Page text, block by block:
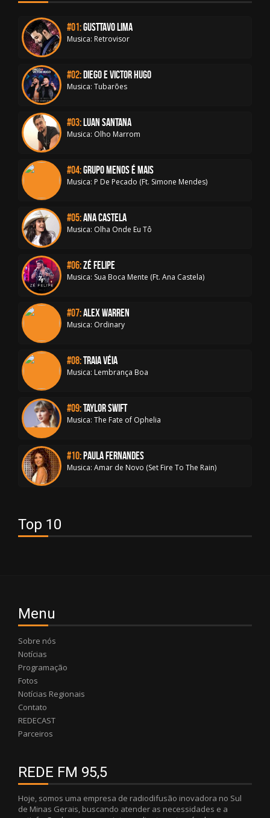
#01:Gusttavo Lima
Musica: Retrovisor
#02: Diego e Victor Hugo
Musica: Tubarões
#03: Luan Santana
Musica: Olho Marrom
#04:Grupo Menos é Mais
Musica: P De Pecado (Ft. Simone Mendes)
#05:Ana Castela
Musica: Olha Onde Eu Tô
#06:Zé Felipe
Musica: Sua Boca Mente (Ft. Ana Castela)
#07:Alex Warren
Musica: Ordinary
#08:Traia Véia
Musica: Lembrança Boa
#09:Taylor Swift
Musica: The Fate of Ophelia
#10: Paula Fernandes
Musica: Amar de Novo (Set Fire To The Rain)
Top 10
Menu
Sobre nós
Notícias
Programação
Fotos
Notícias Regionais
Contato
REDECAST
Parceiros
REDE FM 95,5
Hoje, somos uma empresa de radiodifusão inovadora no Sul
de Minas Gerais, buscando atender as necessidades e a